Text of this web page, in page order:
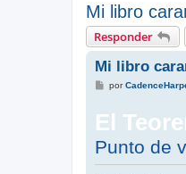
Mi libro
Responder
Mi libro
M
s
a
e
por
El
Punto de